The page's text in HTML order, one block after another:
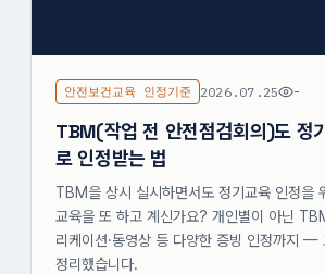
안전보건교육 인정기준 2026.07.25 -
TBM(작업 전 안전점검회의)도 정
로 인정받는 법
TBM을 상시 실시하면서도 정기교육 인정을
교육을 또 하고 계신가요? 개인별이 아닌
리케이션·동영상 등 다양한 증빙 인정까지 —
정리했습니다.